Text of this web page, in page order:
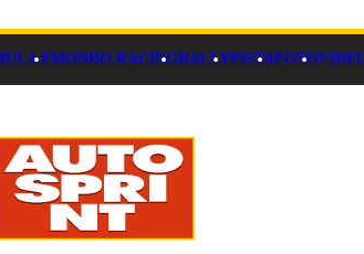
EMONDO RACINGRALLYPISTAFOTO